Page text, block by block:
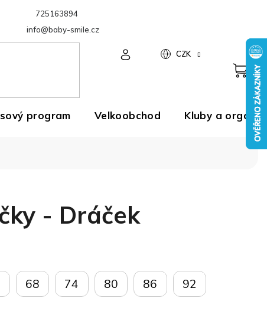
725163894
info@baby-smile.cz
CZK
program Velkoobchod Kluby a
- Dráček
68 74 80 86 92